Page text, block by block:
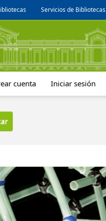
Servicios de Bibliotecas
cuenta Iniciar sesión